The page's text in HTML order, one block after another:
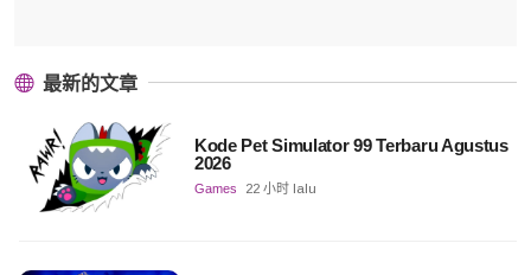
最新的文章
Kode Pet Simulator 99 Terbaru Agustus
2026
Games 22 小时 lalu